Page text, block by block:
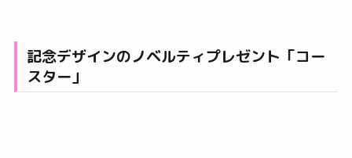
記念デザインのノベルティプレゼント「コー
スター」